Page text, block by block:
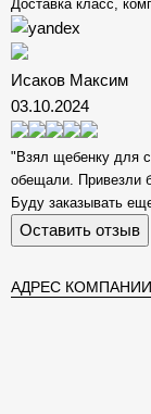
Доставка класс,
Исаков Максим
03.10.2024
"Взял щебенку для
обещали. Привезли
Буду заказывать
Оставить отзыв
АДРЕС КОМПАНИИ